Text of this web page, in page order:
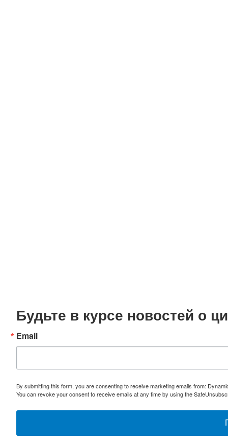
Будьте в курсе новостей о
Email
By submitting this form, you are consenting to receive marketing emails from:
You can revoke your consent to receive emails at any time by using the